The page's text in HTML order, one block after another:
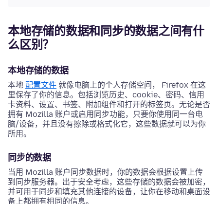
本地存储的数据和同步的数据之间有什
么区别？
本地存储的数据
本地 配置文件 就像电脑上的个人存储空间， Firefox 在这
里保存了你的信息。包括浏览历史、cookie、密码、信用
卡资料、设置、书签、附加组件和打开的标签页。无论是否
拥有 Mozilla 账户或启用同步功能，只要你使用同一台电
脑/设备，并且没有擦除或格式化它，这些数据就可以为你
所用。
同步的数据
当用 Mozilla 账户同步数据时，你的数据会根据设置上传
到同步服务器。出于安全考虑，这些存储的数据会被加密，
并可用于同步和填充其他连接的设备，让你在移动和桌面设
备上都拥有相同的信息。